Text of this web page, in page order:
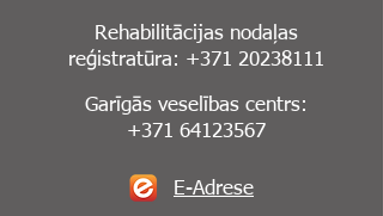
Rehabilitācijas nodaļas
reģistratūra: +371 20238111
Garīgās veselības centrs:
+371 64123567
E-Adrese